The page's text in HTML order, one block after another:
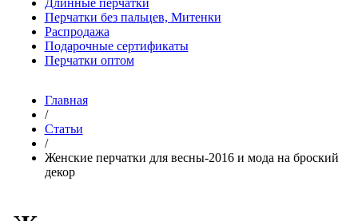
Длинные перчатки
Перчатки без пальцев, Митенки
Распродажа
Подарочные сертификаты
Перчатки оптом
Главная
/
Статьи
/
Женские перчатки для весны-2016 и мода на броский
декор